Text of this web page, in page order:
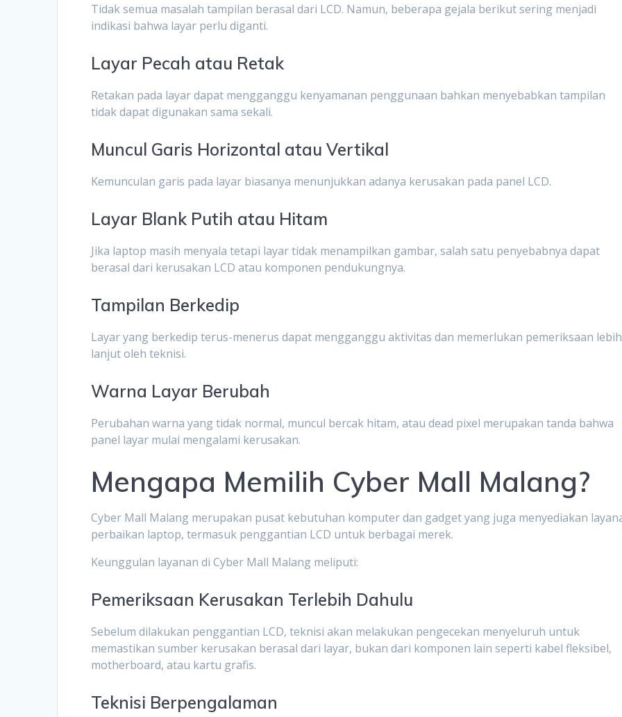
Tidak semua masalah tampilan berasal dari LCD. Namun, beberapa gejala berikut sering menjadi
indikasi bahwa layar perlu diganti.
Layar Pecah atau Retak
Retakan pada layar dapat mengganggu kenyamanan penggunaan bahkan menyebabkan tampilan
tidak dapat digunakan sama sekali.
Muncul Garis Horizontal atau Vertikal
Kemunculan garis pada layar biasanya menunjukkan adanya kerusakan pada panel LCD.
Layar Blank Putih atau Hitam
Jika laptop masih menyala tetapi layar tidak menampilkan gambar, salah satu penyebabnya dapat
berasal dari kerusakan LCD atau komponen pendukungnya.
Tampilan Berkedip
Layar yang berkedip terus-menerus dapat mengganggu aktivitas dan memerlukan pemeriksaan lebih
lanjut oleh teknisi.
Warna Layar Berubah
Perubahan warna yang tidak normal, muncul bercak hitam, atau dead pixel merupakan tanda bahwa
panel layar mulai mengalami kerusakan.
Mengapa Memilih Cyber Mall Malang?
Cyber Mall Malang merupakan pusat kebutuhan komputer dan gadget yang juga menyediakan
perbaikan laptop, termasuk penggantian LCD untuk berbagai merek.
Keunggulan layanan di Cyber Mall Malang meliputi:
Pemeriksaan Kerusakan Terlebih Dahulu
Sebelum dilakukan penggantian LCD, teknisi akan melakukan pengecekan menyeluruh untuk
memastikan sumber kerusakan berasal dari layar, bukan dari komponen lain seperti kabel fleksibel,
motherboard, atau kartu grafis.
Teknisi Berpengalaman